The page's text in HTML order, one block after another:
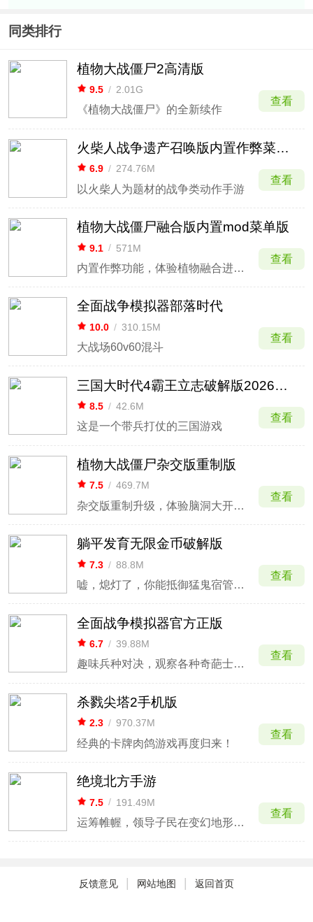
同类排行
植物大战僵尸2高清版
9.5 / 2.01G
《植物大战僵尸》的全新续作
查看
火柴人战争遗产召唤版内置作弊菜单最新版
6.9 / 274.76M
以火柴人为题材的战争类动作手游
查看
植物大战僵尸融合版内置mod菜单版
9.1 / 571M
内置作弊功能，体验植物融合进化玩法。
查看
全面战争模拟器部落时代
10.0 / 310.15M
大战场60v60混斗
查看
三国大时代4霸王立志破解版2026最新版
8.5 / 42.6M
这是一个带兵打仗的三国游戏
查看
植物大战僵尸杂交版重制版
7.5 / 469.7M
杂交版重制升级，体验脑洞大开的植物杂交对战
查看
躺平发育无限金币破解版
7.3 / 88.8M
嘘，熄灯了，你能抵御猛鬼宿管的gank吗？
查看
全面战争模拟器官方正版
6.7 / 39.88M
趣味兵种对决，观察各种奇葩士兵混战。
查看
杀戮尖塔2手机版
2.3 / 970.37M
经典的卡牌肉鸽游戏再度归来！
查看
绝境北方手游
7.5 / 191.49M
运筹帷幄，领导子民在变幻地形中抵御入侵
查看
反馈意见 | 网站地图 | 返回首页